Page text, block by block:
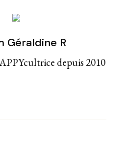
Géraldine R
depuis 2010